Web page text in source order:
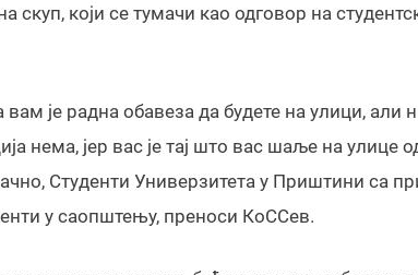
скуп, који се тумачи као одговор на
је радна обавеза да будете на улици, али
нема, јер вас је тај што вас шаље на улице
Студенти Универзитета у Приштини са
у саопштењу, преноси КоССев.